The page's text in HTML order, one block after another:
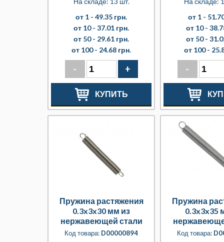
от 1 - 49.35 грн.
от 10 - 37.01 грн.
от 50 - 29.61 грн.
от 100 - 24.68 грн.
- +
КУПИТЬ
от 1 -
от 10 -
от 50 -
от 100 -
-
Пружина растяжения
0.3x3x30 мм из
нержавеющей стали
Код товара: D00000894
Пружина
0.3x3x35
Код товара: